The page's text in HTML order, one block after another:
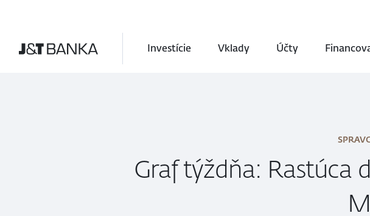
Investície Vklady Účty
Graf týždňa: Rastúca